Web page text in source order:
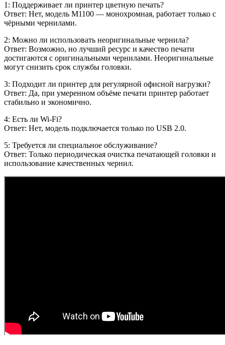
1: Поддерживает ли принтер цветную печать?
Ответ: Нет, модель M1100 — монохромная, работает только с
чёрными чернилами.
2: Можно ли использовать неоригинальные чернила?
Ответ: Возможно, но лучший ресурс и качество печати
достигаются с оригинальными чернилами. Неоригинальные
могут снизить срок службы головки.
3: Подходит ли принтер для регулярной офисной нагрузки?
Ответ: Да, при умеренном объёме печати принтер работает
стабильно и экономично.
4: Есть ли Wi-Fi?
Ответ: Нет, модель подключается только по USB 2.0.
5: Требуется ли специальное обслуживание?
Ответ: Только периодическая очистка печатающей головки и
использование качественных чернил.